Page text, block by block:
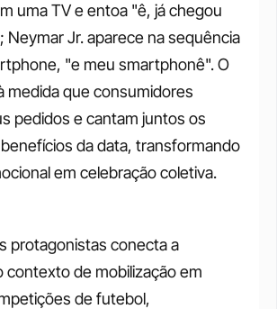
uma TV e entoa "ê, já chegou
Neymar Jr. aparece na sequência
"e meu smartphonê". O
medida que consumidores
pedidos e cantam juntos os
da data, transformando
em celebração coletiva.
protagonistas conecta a
contexto de mobilização em
de futebol,